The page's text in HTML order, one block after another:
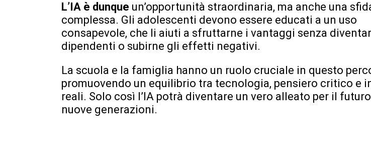
L’IA è dunque un’opportunità straordinaria, ma anche una
complessa. Gli adolescenti devono essere educati a un uso
consapevole, che li aiuti a sfruttarne i vantaggi senza
dipendenti o subirne gli effetti negativi.
La scuola e la famiglia hanno un ruolo cruciale in questo
promuovendo un equilibrio tra tecnologia, pensiero critico e
reali. Solo così l’IA potrà diventare un vero alleato per il
nuove generazioni.